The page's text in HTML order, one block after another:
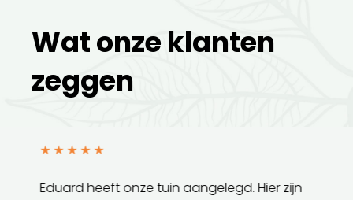
Wat onze klanten
zeggen
★★★★★
Eduard heeft onze tuin aangelegd. Hier zijn